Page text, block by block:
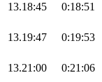
13.18:45 0:18:51
13.19:47 0:19:53
13.21:00 0:21:06